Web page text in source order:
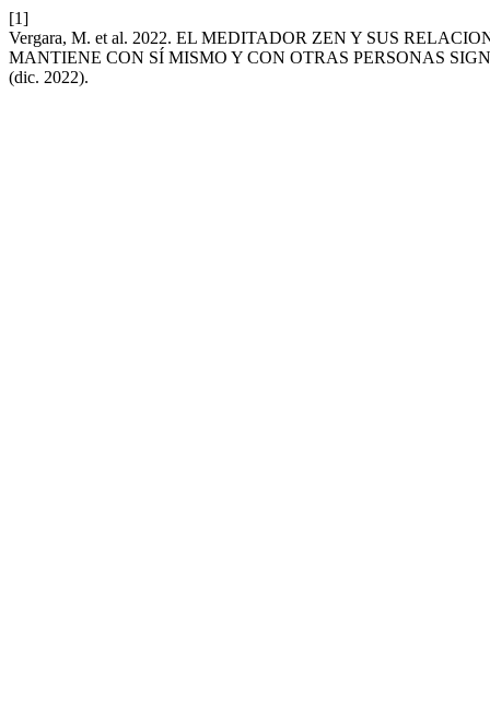
[1]
Vergara, M. et al. 2022. EL MEDITADOR ZEN Y SUS
MANTIENE CON SÍ MISMO Y CON OTRAS PERSONAS
(dic. 2022).